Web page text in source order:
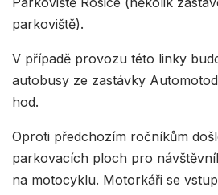
parkoviště).
V případě provozu této linky
autobusy ze zastávky
hod.
Oproti předchozím ročníkům
parkovacích ploch pro
na motocyklu. Motorkáři se